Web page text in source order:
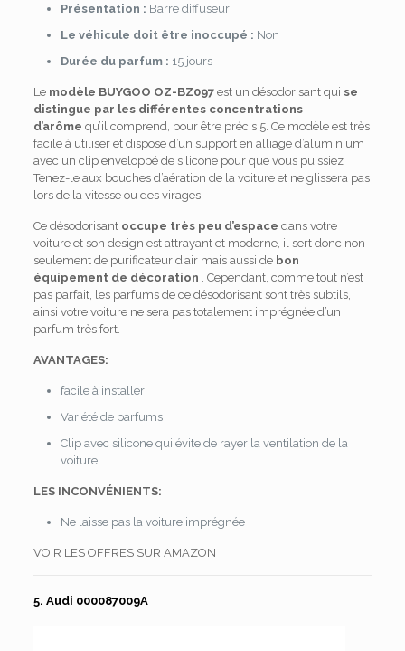
Présentation : Barre diffuseur
Le véhicule doit être inoccupé : Non
Durée du parfum : 15 jours
Le modèle BUYGOO ‎OZ-BZ097est un désodorisant qui se
distingue par les différentes concentrations
d’arôme qu’il comprend, pour être précis 5. Ce modèle est très
facile à utiliser et dispose d’un support en alliage d’aluminium
avec un clip enveloppé de silicone pour que vous puissiez
Tenez-le aux bouches d’aération de la voiture et ne glissera pas
lors de la vitesse ou des virages.
Ce désodorisant occupe très peu d’espace dans votre
voiture et son design est attrayant et moderne, il sert donc non
seulement de purificateur d’air mais aussi de bon
équipement de décoration . Cependant, comme tout n’est
pas parfait, les parfums de ce désodorisant sont très subtils,
ainsi votre voiture ne sera pas totalement imprégnée d’un
parfum très fort.
AVANTAGES:
facile à installer
Variété de parfums
Clip avec silicone qui évite de rayer la ventilation de la
voiture
LES INCONVÉNIENTS:
Ne laisse pas la voiture imprégnée
VOIR LES OFFRES SUR AMAZON
5. Audi 000087009A